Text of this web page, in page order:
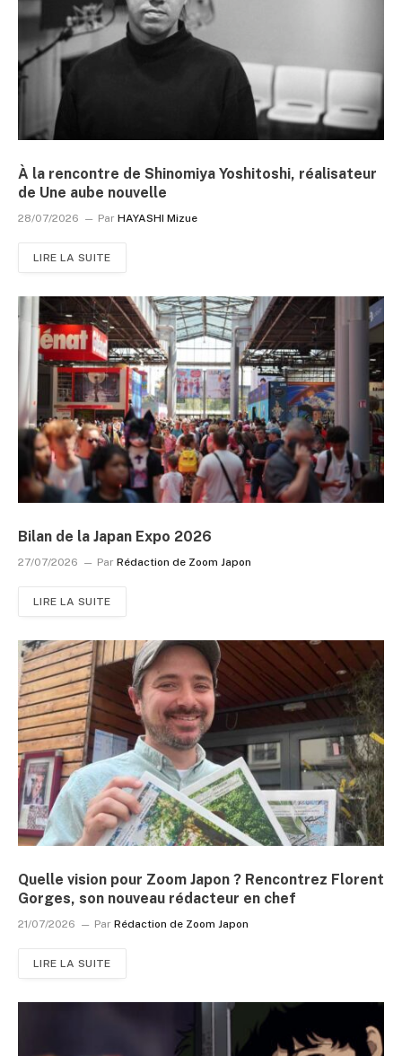
À la rencontre de Shinomiya Yoshitoshi, réalisateur
de Une aube nouvelle
28/07/2026 Par HAYASHI Mizue
LIRE LA SUITE
Bilan de la Japan Expo 2026
27/07/2026 Par Rédaction de Zoom Japon
LIRE LA SUITE
Quelle vision pour Zoom Japon ? Rencontrez Florent
Gorges, son nouveau rédacteur en chef
21/07/2026 Par Rédaction de Zoom Japon
LIRE LA SUITE